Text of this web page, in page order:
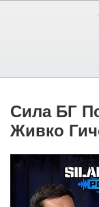
Сила БГ
Живко